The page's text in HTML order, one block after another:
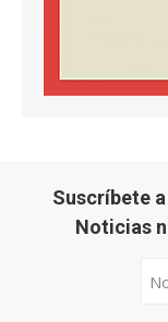
Suscríbete
Noticias